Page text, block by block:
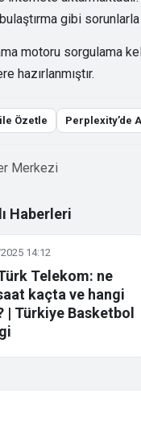
gibi
motoru sorgulama
hazırlanmıştır.
Özetle Perplexity’de
Merkezi
Haberleri
14:12
Telekom: ne
kaçta ve hangi
| Türkiye Basketbol